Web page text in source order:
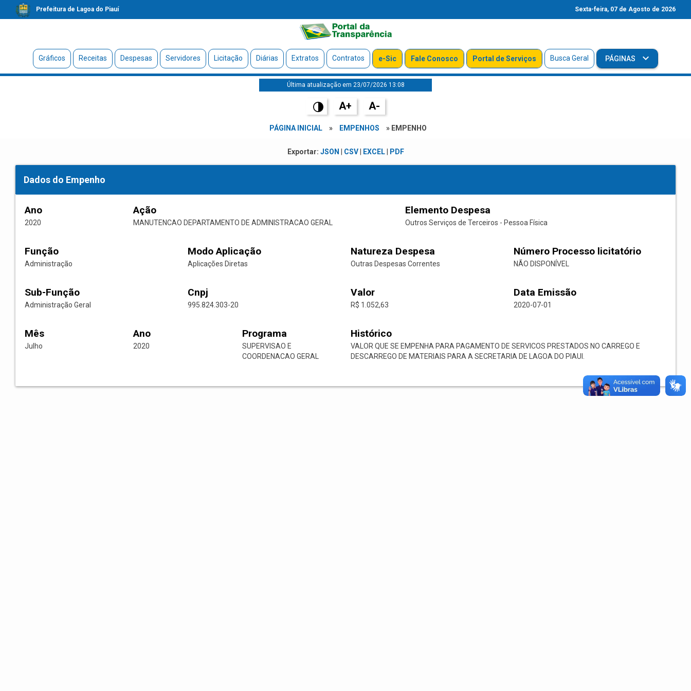
Prefeitura de Lagoa do Piauí Sexta-feira, 07 de Agosto de 2026
Gráficos Receitas Despesas Servidores Licitação Diárias Extratos Contratos e-Sic Fale Conosco Portal de Serviços Busca Geral PÁGINAS
Última atualização em 23/07/2026 13:08
A+ A-
PÁGINA INICIAL » EMPENHOS » EMPENHO
Exportar: JSON CSV| EXCEL| PDF
Dados do Empenho
Ano
2020
Ação
MANUTENCAO DEPARTAMENTO DE ADMINISTRACAO GERAL
Elemento Despesa
Outros Serviços de Terceiros - Pessoa Física
Função
Administração
Modo Aplicação
Aplicações Diretas
Natureza Despesa
Outras Despesas Correntes
Número Processo licitatório
NÃO DISPONÍVEL
Sub-Função
Administração Geral
Cnpj
995.824.303-20
Valor
R$ 1.052,63
Data Emissão
2020-07-01
Mês
Julho
Ano
2020
Programa
SUPERVISAO E
COORDENACAO GERAL
Histórico
VALOR QUE SE EMPENHA PARA PAGAMENTO DE SERVICOS PRESTADOS NO CARREGO E
DESCARREGO DE MATERIAIS PARA A SECRETARIA DE LAGOA DO PIAUI.